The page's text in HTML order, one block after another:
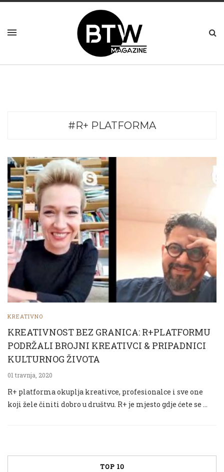
#R+ PLATFORMA
KREATIVNO
KREATIVNOST BEZ GRANICA: R+PLATFORMU
PODRŽALI BROJNI KREATIVCI & PRIPADNICI
KULTURNOG ŽIVOTA
01 travnja, 2020
R+ platforma okuplja kreativce, profesionalce i sve one
koji žele činiti dobro u društvu. R+ je mjesto gdje ćete se …
TOP 10